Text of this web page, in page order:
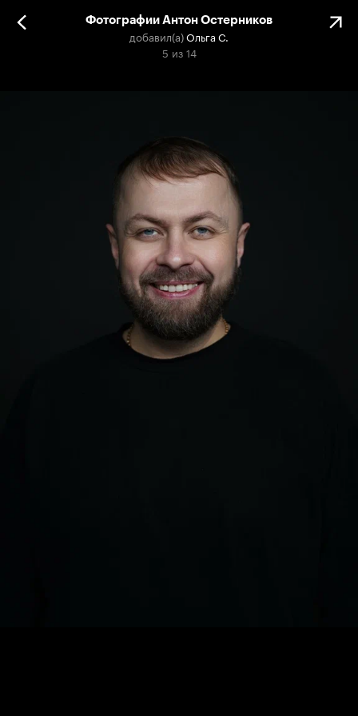
Фотографии Антон Остерников
добавил(а)Ольга С.
5 из 14